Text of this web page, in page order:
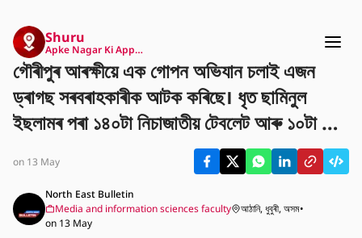
Shuru
Apke Nagar Ki App…
গৌৰীপুৰ আৰক্ষীয়ে এক গোপন অভিযান চলাই এজন
ড্ৰাগছ সৰবৰাহকাৰীক আটক কৰিছে। ধৃত ছামিনুল
ইছলামৰ পৰা ১৪০টা নিচাজাতীয় টেবলেট আৰু ১০টা কফ
চিৰাফৰ বটল জব্দ কৰা হৈছে। এই অভিযানে গৌৰীপুৰত
ড্ৰাগছ বিৰোধী যুঁজত বিশেষ ভূমিকা ল'ব বুলি আশা কৰা
হৈছে।
on 13 May
North East Bulletin
Media and information sciences faculty
আঠানি, ধুবুৰী, অসম•
on 13 May